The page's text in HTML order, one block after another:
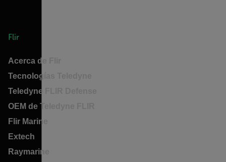
Flir
Acerca de Flir
Tecnologías Teledyne
Teledyne FLIR Defense
OEM de Teledyne FLIR
Flir Marine
Extech
Raymarine